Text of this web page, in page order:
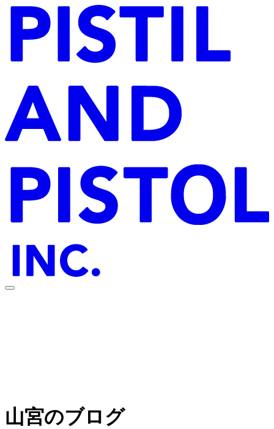
YAMAMIYA
HAYASHI
COMPANY
CONTACT
font-size
山宮のブログ